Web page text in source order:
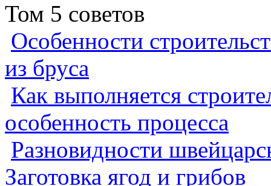
Том 5 советов
Особенности
из бруса
Как выполняется
особенность процесса
Разновидности
Заготовка ягод и грибов